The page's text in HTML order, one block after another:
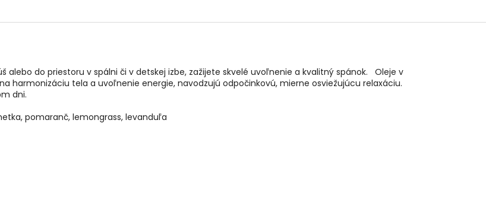
alebo do priestoru v spálni či v detskej izbe, zažijete skvelé uvoľnenie a kvalitný spánok. Oleje v
harmonizáciu tela a uvoľnenie energie, navodzujú odpočinkovú, mierne osviežujúcu relaxáciu.
dni.
pomaranč, lemongrass, levanduľa